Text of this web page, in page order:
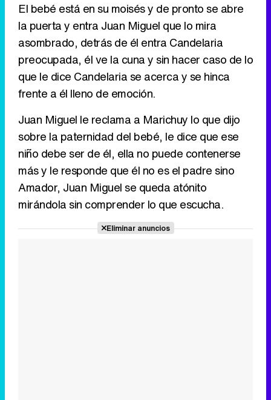
El bebé está en su moisés y de pronto se abre
la puerta y entra Juan Miguel que lo mira
asombrado, detrás de él entra Candelaria
preocupada, él ve la cuna y sin hacer caso de lo
que le dice Candelaria se acerca y se hinca
frente a él lleno de emoción.
Juan Miguel le reclama a Marichuy lo que dijo
sobre la paternidad del bebé, le dice que ese
niño debe ser de él, ella no puede contenerse
más y le responde que él no es el padre sino
Amador, Juan Miguel se queda atónito
mirándola sin comprender lo que escucha.
Eliminar anuncios